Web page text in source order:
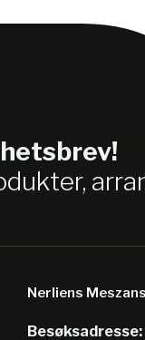
Nerliens
Besøksadresse: